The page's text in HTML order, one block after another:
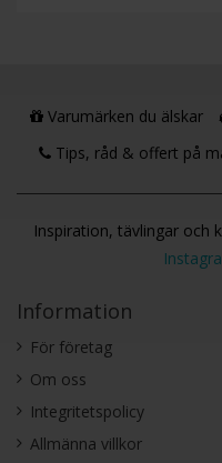
Varumärken du älskar
Tips, råd & offert på
Inspiration, tävlingar och
Information
För företag
Om oss
Integritetspolicy
Allmänna villkor